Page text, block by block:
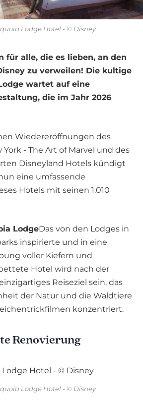
Lodge Hotel - © Disney
für alle, die es lieben, an den
zu verweilen! Die kultige
wartet auf eine
die im Jahr 2026
Wiedereröffnungen des
- The Art of Marvel und des
Disneyland Hotels kündigt
eine umfassende
Hotels mit seinen 1.010
LodgeDas von den Lodges in
inspirierte und in eine
voller Kiefern und
Hotel wird nach der
Reiseziel sein, das
der Natur und die Waldtiere
konzentriert.
Renovierung
Lodge Hotel - © Disney